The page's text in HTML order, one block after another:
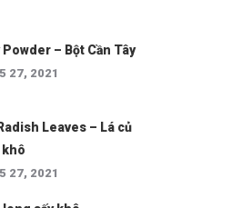
– Bột Cần Tây
27, 2021
Leaves – Lá củ
khô
27, 2021